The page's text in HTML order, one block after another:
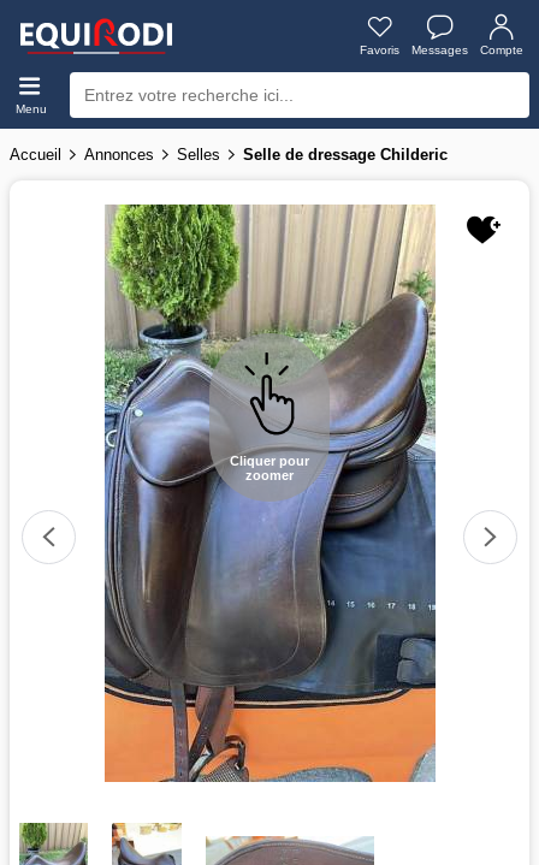
Favoris Messages Compte
Menu
Accueil Annonces Selles Selle de dressage Childeric
Cliquer pour
zoomer